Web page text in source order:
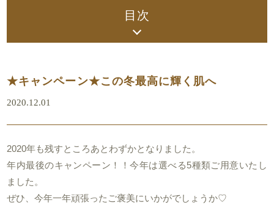
目次
★キャンペーン★この冬最高に輝く肌へ
2020.12.01
2020年も残すところあとわずかとなりました。
年内最後のキャンペーン！！今年は選べる5種類ご用意いたし
ました。
ぜひ、今年一年頑張ったご褒美にいかがでしょうか♡